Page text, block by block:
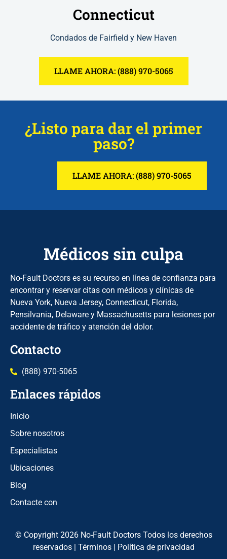
Connecticut
Condados de Fairfield y New Haven
LLAME AHORA: (888) 970-5065
¿Listo para dar el primer
paso?
LLAME AHORA: (888) 970-5065
Médicos sin culpa
No-Fault Doctors es su recurso en línea de confianza para
encontrar y reservar citas con médicos y clínicas de
Nueva York, Nueva Jersey, Connecticut, Florida,
Pensilvania, Delaware y Massachusetts para lesiones por
accidente de tráfico y atención del dolor.
Contacto
(888) 970-5065
Enlaces rápidos
Inicio
Sobre nosotros
Especialistas
Ubicaciones
Blog
Contacte con
© Copyright 2026 No-Fault Doctors Todos los derechos
reservados | Términos| Política de privacidad